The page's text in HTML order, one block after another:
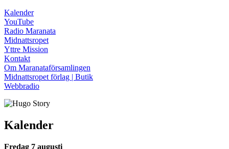
Kalender
YouTube
Radio Maranata
Midnattsropet
Yttre Mission
Kontakt
Om Maranataförsamlingen
Midnattsropet förlag | Butik
Webbradio
Kalender
Fredag 7 augusti